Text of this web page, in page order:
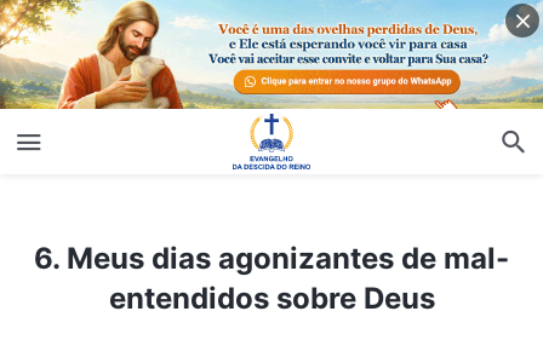
6. Meus dias agonizantes de mal-
entendidos sobre Deus